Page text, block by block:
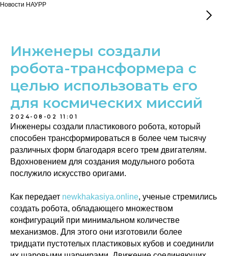
Новости НАУРР
Инженеры создали
робота-трансформера с
целью использовать его
для космических миссий
2024-08-02 11:01
Инженеры создали пластикового робота, который
способен трансформироваться в более чем тысячу
различных форм благодаря всего трем двигателям.
Вдохновением для создания модульного робота
послужило искусство оригами.
Как передает newkhakasiya.online, ученые стремились
создать робота, обладающего множеством
конфигураций при минимальном количестве
механизмов. Для этого они изготовили более
тридцати пустотелых пластиковых кубов и соединили